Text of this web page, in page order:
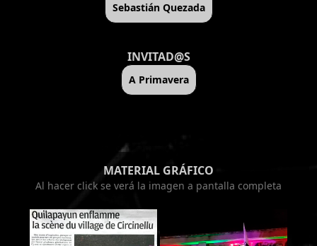
Sebastián Quezada
INVITAD@S
A Primavera
MATERIAL GRÁFICO
Al hacer click se verá la imagen a pantalla completa